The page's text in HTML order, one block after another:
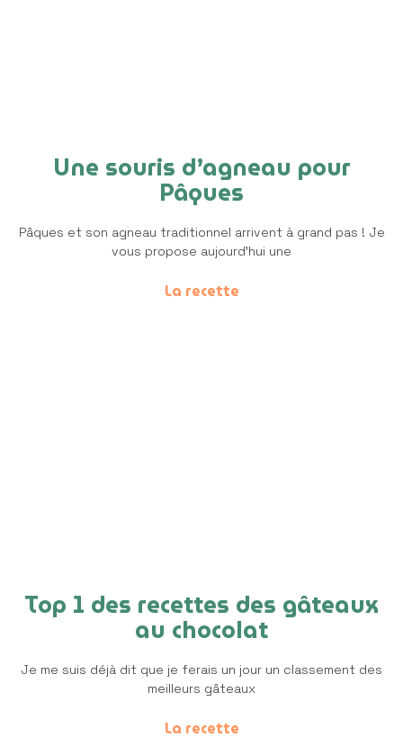
Une souris d’agneau pour
Pâques
Pâques et son agneau traditionnel arrivent à grand pas ! Je
vous propose aujourd’hui une
La recette
Top 1 des recettes des gâteaux
au chocolat
Je me suis déjà dit que je ferais un jour un classement des
meilleurs gâteaux
La recette